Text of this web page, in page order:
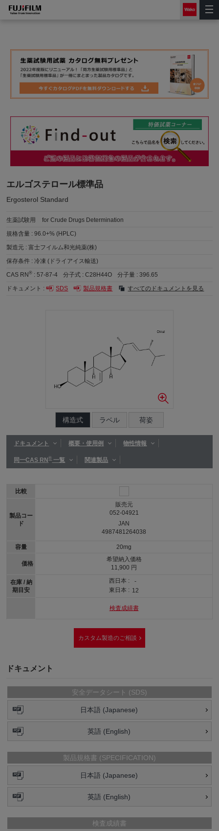
エルゴステロール標準品
Ergosterol Standard
生薬試験用
for Crude Drugs Determination
規格含量 :96.0+% (HPLC)
製造元 :富士フイルム和光純薬(株)
保存条件 :冷凍 (ドライアイス輸送)
CAS RN® :57-87-4 分子式 :C28H44O 分子量 :396.65
ドキュメント :
SDS 製品規格書 すべてのドキュメントを見る
構造式 ラベル 荷姿
ドキュメント 概要・使用例 物性情報
同一CAS RN®一覧 関連製品
比較
製品コー
ド
容量
価格
在庫 / 納
期目安
販売元
052-04921
JAN
4987481264038
20mg
希望納入価格
11,900 円
西日本 :
-
東日本 : 12
検査成績書
カスタム製造のご相談
ドキュメント
安全データシート (SDS)
日本語 (Japanese)
英語 (English)
製品規格書 (SPECIFICATION)
日本語 (Japanese)
英語 (English)
検査成績書